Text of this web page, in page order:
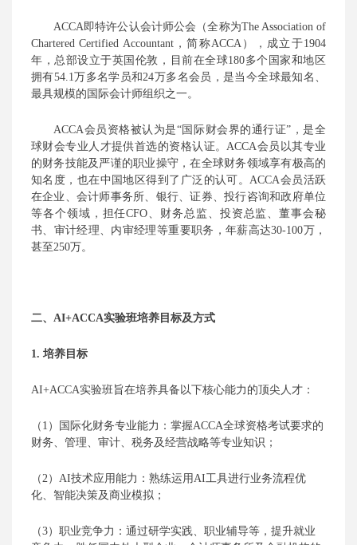
ACCA即特许公认会计师公会（全称为The Association of
Chartered Certified Accountant，简称ACCA），成立于1904
年，总部设立于英国伦敦，目前在全球180多个国家和地区
拥有54.1万多名学员和24万多名会员，是当今全球最知名、
最具规模的国际会计师组织之一。
ACCA会员资格被认为是“国际财会界的通行证”，是全
球财会专业人才提供首选的资格认证。ACCA会员以其专业
的财务技能及严谨的职业操守，在全球财务领域享有极高的
知名度，也在中国地区得到了广泛的认可。ACCA会员活跃
在企业、会计师事务所、银行、证券、投行咨询和政府单位
等各个领域 ， 担任CFO、财务总监、投资总监、董事会秘
书、审计经理、内审经理等重要职务，年薪高达30-100万，
甚至250万。
二、 AI+ACCA实验班培养目标及方式
1. 培养目标
AI+ACCA实验班旨在培养具备以下核心能力的顶尖人才：
（ 1） 国际化财务专业能力：掌握ACCA全球资格考试要求的
财务、管理、审计、税务及经营战略等专业知识 ；
（2） AI技术应用能力：熟练运用AI工具进行业务流程优
化、 智能决策及商业模拟 ；
（3） 职业竞争力：通过研学实践、职业辅导等，提升就业